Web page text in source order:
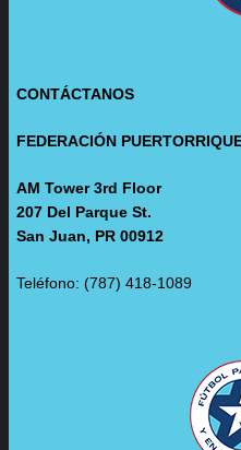
CONTÁCTANOS
FEDERACIÓN
AM Tower 3rd Floor
207 Del Parque St.
San Juan, PR 00912
Teléfono: (787) 418-1089